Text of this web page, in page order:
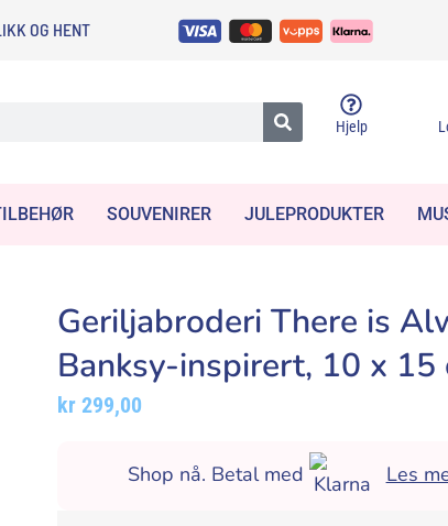
OG HENT
Hjelp
SOUVENIRER JULEPRODUKTER
Geriljabroderi There is
Banksy-inspirert, 10 x 15
kr 299,00
Shop nå. Betal med Les